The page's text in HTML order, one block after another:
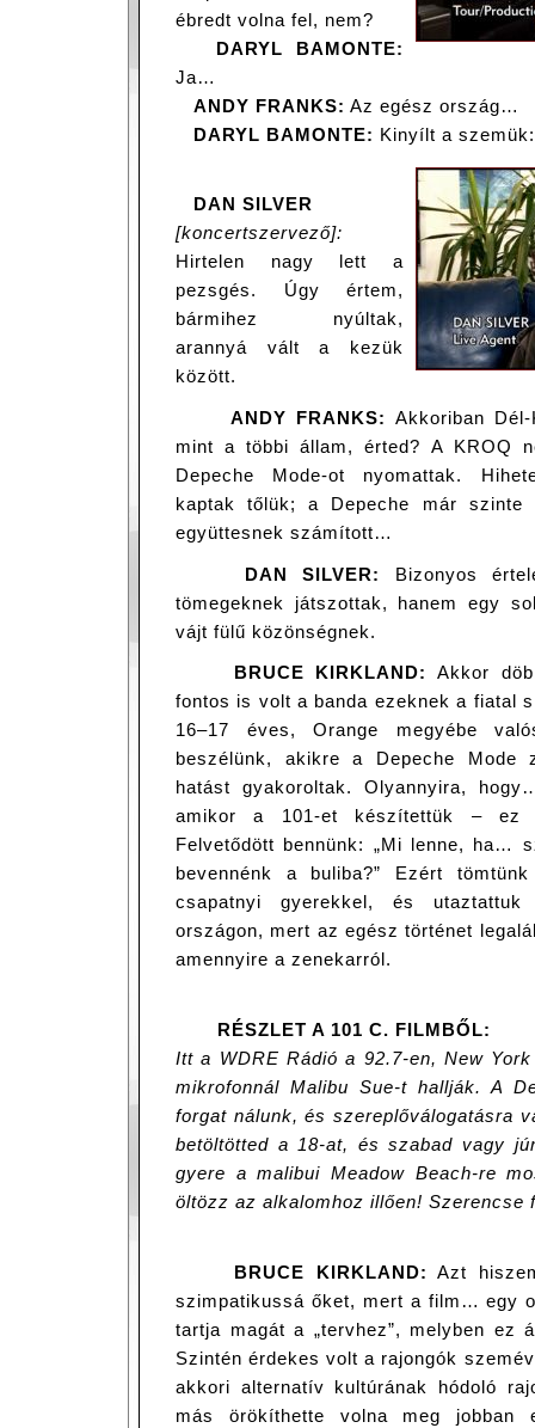
ébredt volna fel, nem?
DARYL BAMONTE:
Ja…
ANDY FRANKS: Az egész ország…
DARYL BAMONTE: Kinyílt a
DAN SILVER
[koncertszervező]:
Hirtelen nagy lett a
pezsgés. Úgy értem,
bármihez nyúltak,
arannyá vált a kezük
között.
ANDY FRANKS: Akkoriban
mint a többi állam, érted? A KROQ
Depeche Mode-ot nyomattak.
kaptak tőlük; a Depeche már szinte
együttesnek számított…
DAN SILVER:
Bizonyos
tömegeknek játszottak, hanem egy
vájt fülű közönségnek.
BRUCE KIRKLAND:
Akkor
fontos is volt a banda ezeknek a fiatal
16–17 éves, Orange megyébe
beszélünk, akikre a Depeche Mode
hatást gyakoroltak. Olyannyira,
amikor a 101-et készítettük – ez
Felvetődött bennünk: „Mi lenne, ha…
bevennénk a buliba?” Ezért
csapatnyi gyerekkel, és
országon, mert az egész történet
amennyire a zenekarról.
RÉSZLET A 101 C. FILMBŐL:
Itt a WDRE Rádió a 92.7-en, New
mikrofonnál Malibu Sue-t hallják. A
forgat nálunk, és szereplőválogatásra
betöltötted a 18-at, és szabad vagy
gyere a malibui Meadow Beach-re
öltözz az alkalomhoz illően! Szerencse
BRUCE KIRKLAND: Azt
szimpatikussá őket, mert a film… egy
tartja magát a „tervhez”, melyben ez
Szintén érdekes volt a rajongók
akkori alternatív kultúrának hódoló
más örökíthette volna meg